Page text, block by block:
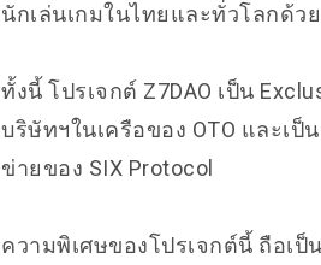
นักเล่นเกมในไทยและทั่วโลกด้วย
ทั้งนี้ โปรเจกต์ Z7DAO เป็น
บริษัทฯในเครือของ OTO และเป็
ข่ายของ SIX Protocol
ความพิเศษของโปรเจกต์นี้ ถือเ